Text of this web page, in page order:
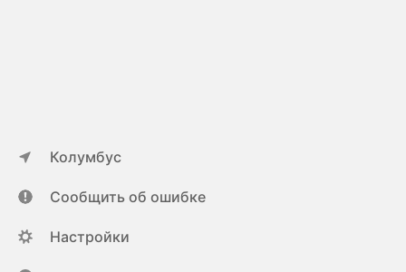
Колумбус
Сообщить об ошибке
Настройки